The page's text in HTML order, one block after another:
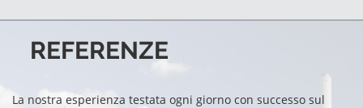
tecnici.
REFERENZE
La nostra esperienza testata ogni giorno con successo sul